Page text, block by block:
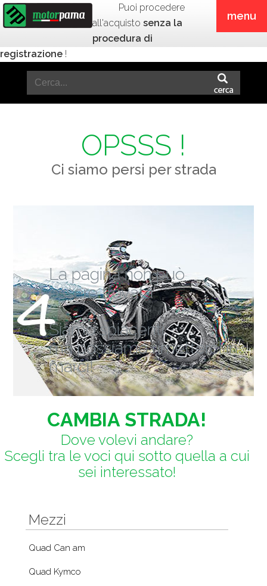
menu
Puoi procedere
all'acquisto senza la
procedura di
registrazione !
OPSSS !
Ci siamo persi per strada
La pagina non può
essere trovata
Siamo spiacenti,
ma possiamo rimetterci in
marci!
CAMBIA STRADA!
Dove volevi andare?
Scegli tra le voci qui sotto quella a cui
sei interessato!
Mezzi
Quad Can am
Quad Kymco